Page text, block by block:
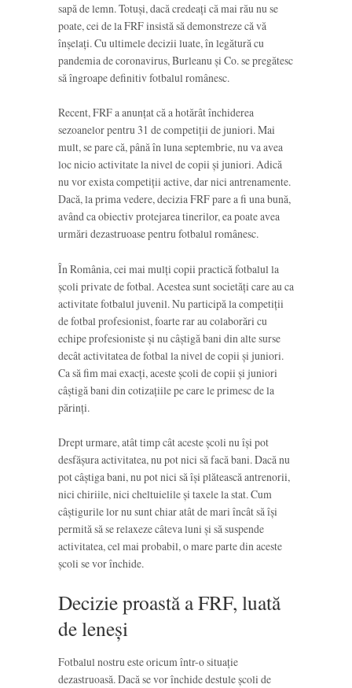
sapă de lemn. Totuși, dacă credeați că mai rău nu se
poate, cei de la FRF insistă să demonstreze că vă
înșelați. Cu ultimele decizii luate, în legătură cu
pandemia de coronavirus, Burleanu și Co. se pregătesc
să îngroape definitiv fotbalul românesc.
Recent, FRF a anunțat că a hotărât închiderea
sezoanelor pentru 31 de competiții de juniori. Mai
mult, se pare că, până în luna septembrie, nu va avea
loc nicio activitate la nivel de copii și juniori. Adică
nu vor exista competiții active, dar nici antrenamente.
Dacă, la prima vedere, decizia FRF pare a fi una bună,
având ca obiectiv protejarea tinerilor, ea poate avea
urmări dezastruoase pentru fotbalul românesc.
În România, cei mai mulți copii practică fotbalul la
școli private de fotbal. Acestea sunt societăți care au ca
activitate fotbalul juvenil. Nu participă la competiții
de fotbal profesionist, foarte rar au colaborări cu
echipe profesioniste și nu câștigă bani din alte surse
decât activitatea de fotbal la nivel de copii și juniori.
Ca să fim mai exacți, aceste școli de copii și juniori
câștigă bani din cotizațiile pe care le primesc de la
părinți.
Drept urmare, atât timp cât aceste școli nu își pot
desfășura activitatea, nu pot nici să facă bani. Dacă nu
pot câștiga bani, nu pot nici să își plătească antrenorii,
nici chiriile, nici cheltuielile și taxele la stat. Cum
câștigurile lor nu sunt chiar atât de mari încât să își
permită să se relaxeze câteva luni și să suspende
activitatea, cel mai probabil, o mare parte din aceste
școli se vor închide.
Decizie proastă a FRF, luată
de leneși
Fotbalul nostru este oricum într-o situație
dezastruoasă. Dacă se vor închide destule școli de